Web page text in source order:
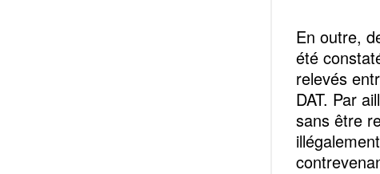
En outre,
été
relevés
DAT. Par
sans être